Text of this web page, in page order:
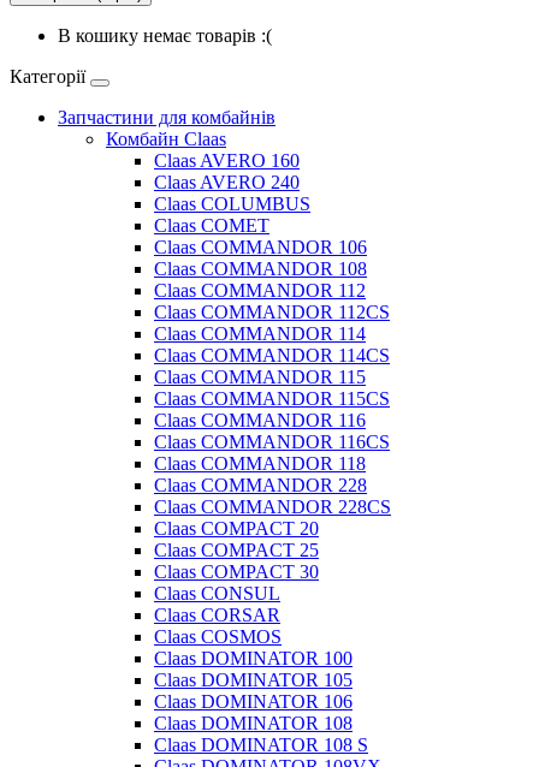
В кошику немає товарів :(
Категорії
Запчастини для комбайнів
Комбайн Claas
Claas AVERO 160
Claas AVERO 240
Claas COLUMBUS
Claas COMET
Claas COMMANDOR 106
Claas COMMANDOR 108
Claas COMMANDOR 112
Claas COMMANDOR 112CS
Claas COMMANDOR 114
Claas COMMANDOR 114CS
Claas COMMANDOR 115
Claas COMMANDOR 115CS
Claas COMMANDOR 116
Claas COMMANDOR 116CS
Claas COMMANDOR 118
Claas COMMANDOR 228
Claas COMMANDOR 228CS
Claas COMPACT 20
Claas COMPACT 25
Claas COMPACT 30
Claas CONSUL
Claas CORSAR
Claas COSMOS
Claas DOMINATOR 100
Claas DOMINATOR 105
Claas DOMINATOR 106
Claas DOMINATOR 108
Claas DOMINATOR 108 S